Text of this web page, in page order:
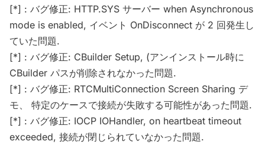
[*] : バグ修正: HTTP.SYS サーバー when Asynchronous
mode is enabled, イベント OnDisconnect が 2 回発生し
ていた問題.
[*] : バグ修正: CBuilder Setup, (アンインストール時に
CBuilder パスが削除されなかった問題.
[*] : バグ修正: RTCMultiConnection Screen Sharing デ
モ、 特定のケースで接続が失敗する可能性があった問題.
[*] : バグ修正: IOCP IOHandler, on heartbeat timeout
exceeded, 接続が閉じられていなかった問題.